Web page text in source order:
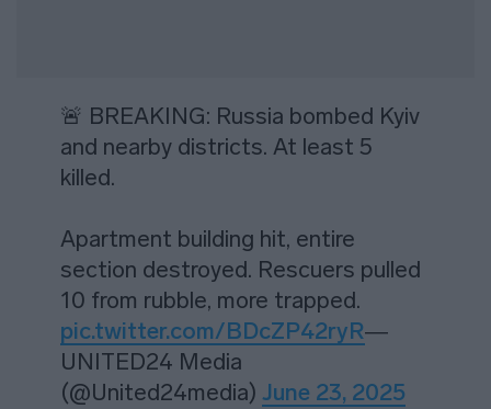
🚨 BREAKING: Russia bombed Kyiv
and nearby districts. At least 5
killed.
Apartment building hit, entire
section destroyed. Rescuers pulled
10 from rubble, more trapped.
pic.twitter.com/BDcZP42ryR—
UNITED24 Media
(@United24media) June 23, 2025